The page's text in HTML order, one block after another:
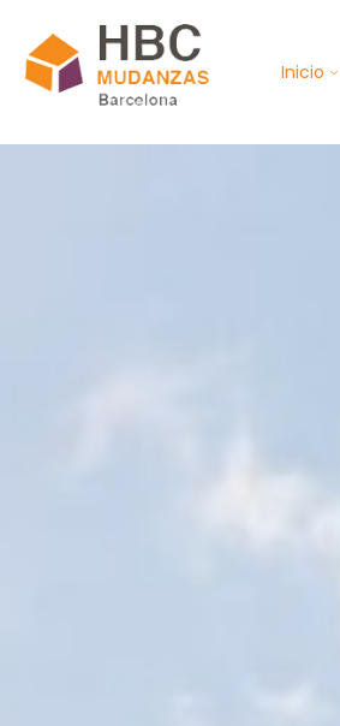
Inicio